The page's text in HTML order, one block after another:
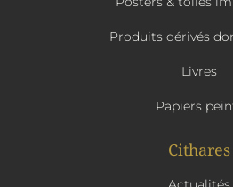
Produits dérivés
Livres
Papiers
Cithares